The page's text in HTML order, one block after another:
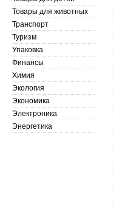
Товары для животных
Транспорт
Туризм
Упаковка
Финансы
Химия
Экология
Экономика
Электроника
Энергетика